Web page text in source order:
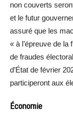
non couverts
et le futur
assuré que les
« à l’épreuve de
de fraudes
d’État de février
participeront aux
Économie